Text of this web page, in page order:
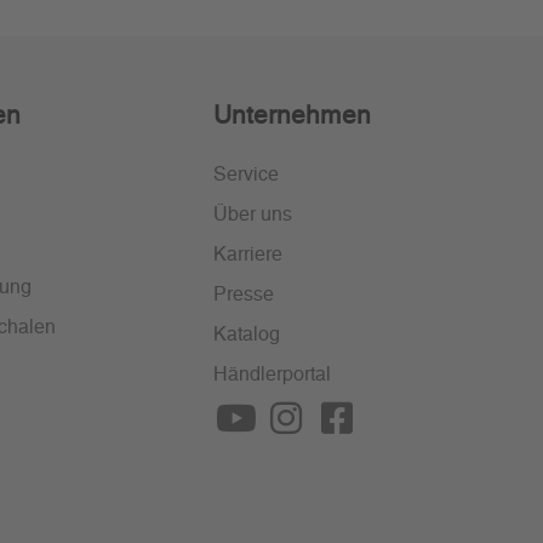
Unternehmen
Service
Über uns
Karriere
Presse
Katalog
Händlerportal